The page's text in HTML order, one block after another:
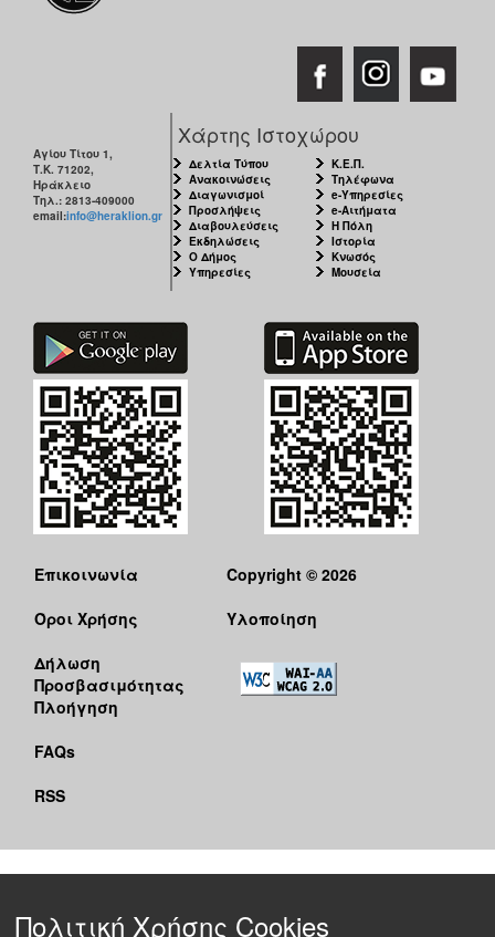
Αγίου Τίτου 1,
Τ.Κ. 71202,
Ηράκλειο
Τηλ.: 2813-409000
email:info@heraklion.gr
Χάρτης Ιστοχώρου
Δελτία Τύπου
Ανακοινώσεις
Διαγωνισμοί
Προσλήψεις
Διαβουλεύσεις
Εκδηλώσεις
Ο Δήμος
Υπηρεσίες
Κ.Ε.Π.
Τηλέφωνα
e-Υπηρεσίες
e-Αιτήματα
Η Πόλη
Ιστορία
Κνωσός
Μουσεία
Επικοινωνία
Όροι Χρήσης
Δήλωση
Προσβασιμότητας
Πλοήγηση
FAQs
RSS
Copyright © 2026
Υλοποίηση
Πολιτική Χρήσης Cookies